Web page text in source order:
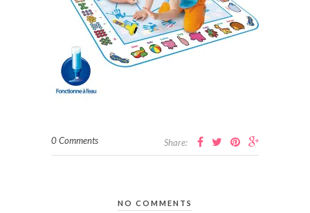
0 Comments Share:
NO COMMENTS